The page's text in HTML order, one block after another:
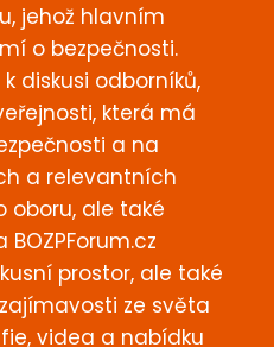
jehož hlavním
o bezpečnosti.
diskusi odborníků,
která má
a na
a relevantních
ale také
prostor, ale také
ze světa
videa a nabídku